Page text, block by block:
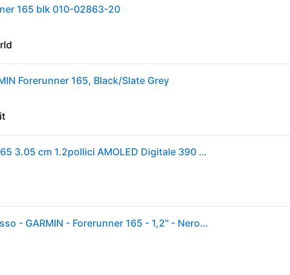
165 blk 010-02863-20
Forerunner 165, Black/Slate Grey
Garmin Forerunner 165 3.05 cm 1.2pollici AMOLED Digitale 390 x 390 Pixel Touch screen Nero GPS satellitare
Orologio GPS connesso - GARMIN - Forerunner 165 - 1,2" - Nero con cinturino Nero e Grigio